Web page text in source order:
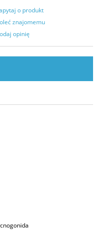
o produkt
znajomemu
opinię